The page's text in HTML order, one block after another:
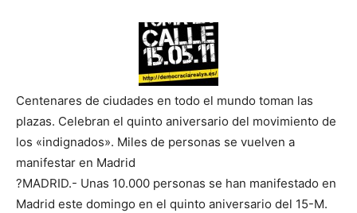
Centenares de ciudades en todo el mundo toman las
plazas. Celebran el quinto aniversario del movimiento de
los «indignados». Miles de personas se vuelven a
manifestar en Madrid
?MADRID.- Unas 10.000 personas se han manifestado en
Madrid este domingo en el quinto aniversario del 15-M.